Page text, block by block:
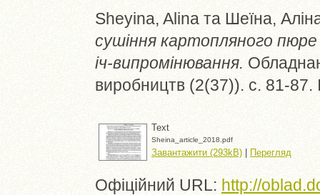
Sheyina, Alina та Шеїна,
сушіння картопляного
іч-випромінювання.
виробництв (2(37)). с. 81-87.
Text
Sheina_article_2018.pdf
Завантажити (293kB) | Перегляд
Офіційний URL: http://